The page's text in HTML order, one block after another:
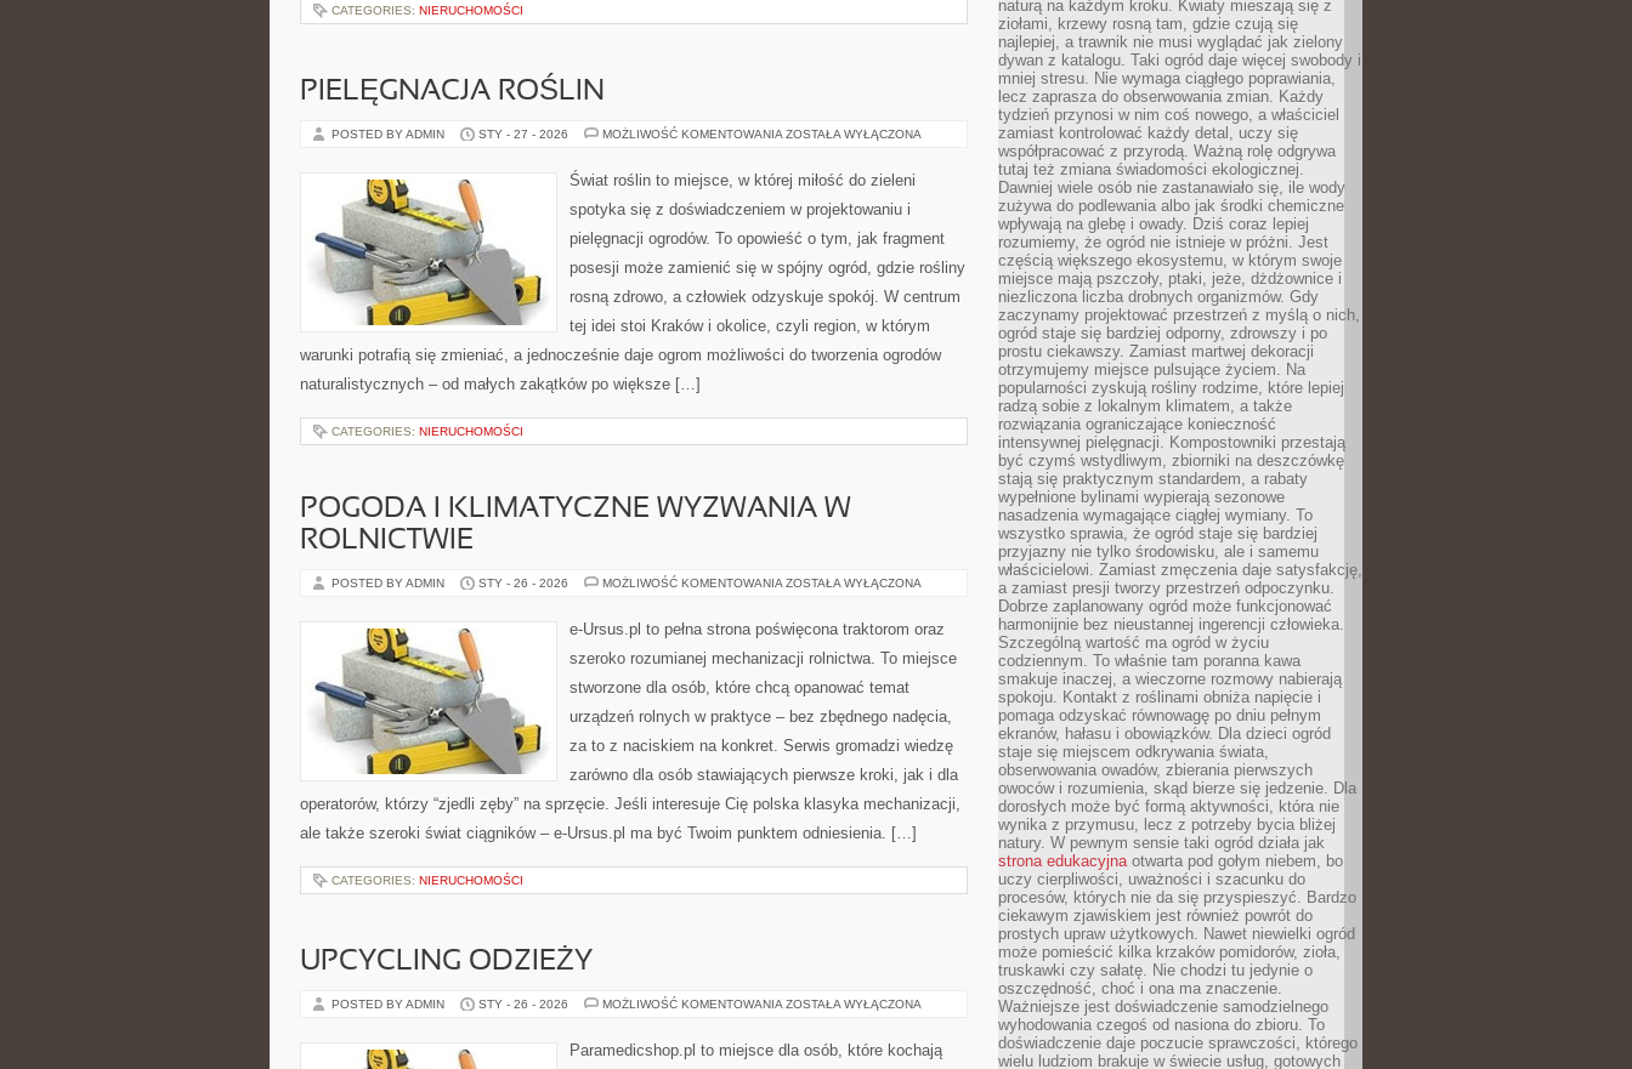
CATEGORIES: NIERUCHOMOŚCI
PIELĘGNACJA ROŚLIN
POSTED BY ADMIN STY - 27 - 2026 MOŻLIWOŚĆ KOMENTOWANIA PIELĘGNACJA
ZOSTAŁA WYŁĄCZONA
Świat roślin to miejsce, w której miłość do zieleni
spotyka się z doświadczeniem w projektowaniu i
pielęgnacji ogrodów. To opowieść o tym, jak fragment
posesji może zamienić się w spójny ogród, gdzie rośliny
rosną zdrowo, a człowiek odzyskuje spokój. W centrum
tej idei stoi Kraków i okolice, czyli region, w którym
warunki potrafią się zmieniać, a jednocześnie daje ogrom możliwości do tworzenia ogrodów
naturalistycznych – od małych zakątków po większe […]
CATEGORIES: NIERUCHOMOŚCI
POGODA I KLIMATYCZNE WYZWANIA W
ROLNICTWIE
POSTED BY ADMIN STY - 26 - 2026 MOŻLIWOŚĆ KOMENTOWANIA POGODA
WYZWANIA
W
ZOSTAŁA WYŁĄCZONA
e-Ursus.pl to pełna strona poświęcona traktorom oraz
szeroko rozumianej mechanizacji rolnictwa. To miejsce
stworzone dla osób, które chcą opanować temat
urządzeń rolnych w praktyce – bez zbędnego nadęcia,
za to z naciskiem na konkret. Serwis gromadzi wiedzę
zarówno dla osób stawiających pierwsze kroki, jak i dla
operatorów, którzy “zjedli zęby” na sprzęcie. Jeśli interesuje Cię polska klasyka mechanizacji,
ale także szeroki świat ciągników – e-Ursus.pl ma być Twoim punktem odniesienia. […]
CATEGORIES: NIERUCHOMOŚCI
UPCYCLING ODZIEŻY
POSTED BY ADMIN STY - 26 - 2026 MOŻLIWOŚĆ KOMENTOWANIA UPCYCLING
ZOSTAŁA WYŁĄCZONA
Paramedicshop.pl to miejsce dla osób, które kochają
naturą na każdym kroku. Kwiaty mieszają się z
ziołami, krzewy rosną tam, gdzie czują się
najlepiej, a trawnik nie musi wyglądać jak zielony
dywan z katalogu. Taki ogród daje więcej swobody i
mniej stresu. Nie wymaga ciągłego poprawiania,
lecz zaprasza do obserwowania zmian. Każdy
tydzień przynosi w nim coś nowego, a właściciel
zamiast kontrolować każdy detal, uczy się
współpracować z przyrodą. Ważną rolę odgrywa
tutaj też zmiana świadomości ekologicznej.
Dawniej wiele osób nie zastanawiało się, ile wody
zużywa do podlewania albo jak środki chemiczne
wpływają na glebę i owady. Dziś coraz lepiej
rozumiemy, że ogród nie istnieje w próżni. Jest
częścią większego ekosystemu, w którym swoje
miejsce mają pszczoły, ptaki, jeże, dżdżownice i
niezliczona liczba drobnych organizmów. Gdy
zaczynamy projektować przestrzeń z myślą o nich,
ogród staje się bardziej odporny, zdrowszy i po
prostu ciekawszy. Zamiast martwej dekoracji
otrzymujemy miejsce pulsujące życiem. Na
popularności zyskują rośliny rodzime, które lepiej
radzą sobie z lokalnym klimatem, a także
rozwiązania ograniczające konieczność
intensywnej pielęgnacji. Kompostowniki przestają
być czymś wstydliwym, zbiorniki na deszczówkę
stają się praktycznym standardem, a rabaty
wypełnione bylinami wypierają sezonowe
nasadzenia wymagające ciągłej wymiany. To
wszystko sprawia, że ogród staje się bardziej
przyjazny nie tylko środowisku, ale i samemu
właścicielowi. Zamiast zmęczenia daje satysfakcję,
a zamiast presji tworzy przestrzeń odpoczynku.
Dobrze zaplanowany ogród może funkcjonować
harmonijnie bez nieustannej ingerencji człowieka.
Szczególną wartość ma ogród w życiu
codziennym. To właśnie tam poranna kawa
smakuje inaczej, a wieczorne rozmowy nabierają
spokoju. Kontakt z roślinami obniża napięcie i
pomaga odzyskać równowagę po dniu pełnym
ekranów, hałasu i obowiązków. Dla dzieci ogród
staje się miejscem odkrywania świata,
obserwowania owadów, zbierania pierwszych
owoców i rozumienia, skąd bierze się jedzenie. Dla
dorosłych może być formą aktywności, która nie
wynika z przymusu, lecz z potrzeby bycia bliżej
natury. W pewnym sensie taki ogród działa jak
strona edukacyjnaotwarta pod gołym niebem, bo
uczy cierpliwości, uważności i szacunku do
procesów, których nie da się przyspieszyć. Bardzo
ciekawym zjawiskiem jest również powrót do
prostych upraw użytkowych. Nawet niewielki ogród
może pomieścić kilka krzaków pomidorów, zioła,
truskawki czy sałatę. Nie chodzi tu jedynie o
oszczędność, choć i ona ma znaczenie.
Ważniejsze jest doświadczenie samodzielnego
wyhodowania czegoś od nasiona do zbioru. To
doświadczenie daje poczucie sprawczości, którego
wielu ludziom brakuje w świecie usług, gotowych